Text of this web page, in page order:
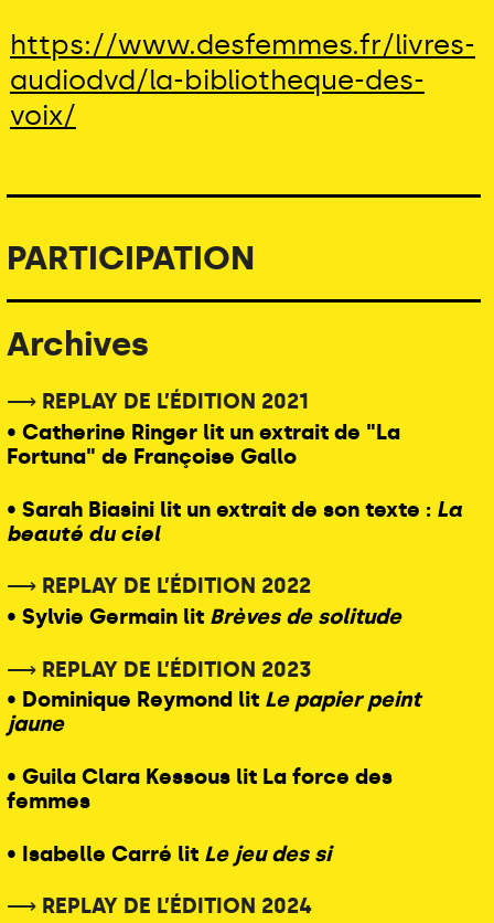
https://www.desfemmes.fr/livres-
audiodvd/la-bibliotheque-des-
voix/
PARTICIPATION
Archives
⟶ REPLAY DE L’ÉDITION 2021
• Catherine Ringer lit un extrait de "La
Fortuna" de Françoise Gallo
• Sarah Biasini lit un extrait de son texte : La
beauté du ciel
⟶ REPLAY DE L’ÉDITION 2022
• Sylvie Germain lit Brèves de solitude
⟶ REPLAY DE L’ÉDITION 2023
• Dominique Reymond lit Le papier peint
jaune
• Guila Clara Kessous lit La force des
femmes
• Isabelle Carré lit Le jeu des si
⟶ REPLAY DE L’ÉDITION 2024